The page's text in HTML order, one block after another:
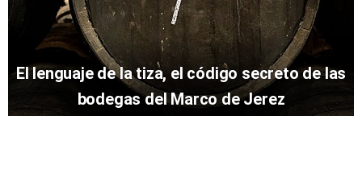
El lenguaje de la tiza, el código secreto de las
bodegas del Marco de Jerez